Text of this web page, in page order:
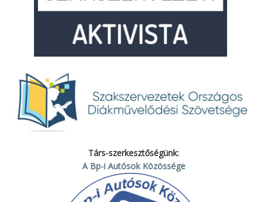
Társ-szerkesztőségünk:
A Bp-i Autósok Közössége